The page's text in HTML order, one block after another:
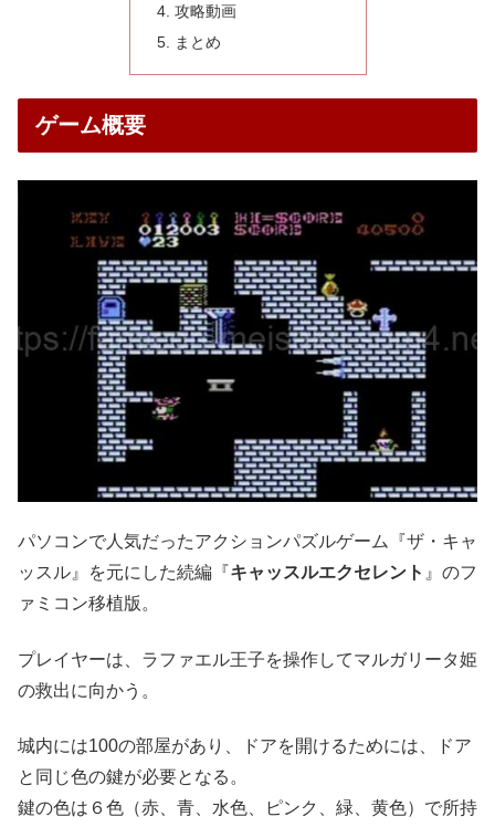
攻略動画
まとめ
ゲーム概要
パソコンで人気だったアクションパズルゲーム『ザ・キャ
ッスル』を元にした続編『キャッスルエクセレント 』のフ
ァミコン移植版。
プレイヤーは、ラファエル王子を操作してマルガリータ姫
の救出に向かう。
城内には100の部屋があり、ドアを開けるためには、ドア
と同じ色の鍵が必要となる。
鍵の色は６色（赤、青、水色、ピンク、緑、黄色）で所持